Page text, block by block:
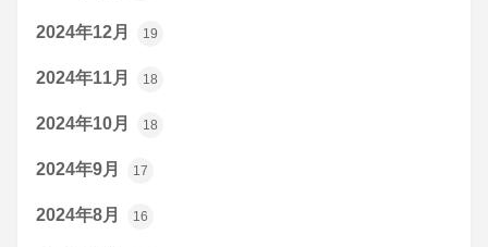
2024年12月 19
2024年11月 18
2024年10月 18
2024年9月 17
2024年8月 16